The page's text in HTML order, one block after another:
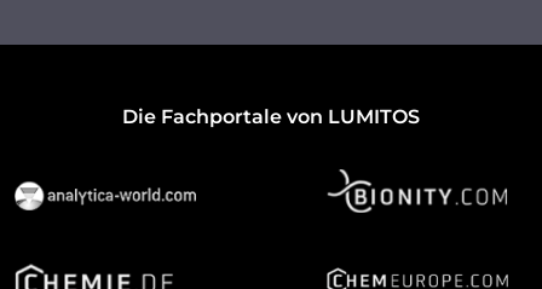
Die Fachportale von LUMITOS